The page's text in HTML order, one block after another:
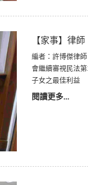
【家事】律
編者：許博傑律
會繼續審視民法
子女之最佳利益
閱讀更多...